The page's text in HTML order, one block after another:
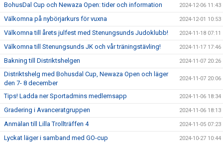
BohusDal Cup och Newaza Open: tider och information 2024-12-06 11:43
Välkomna på nybörjarkurs för vuxna 2024-12-01 10:53
Välkomna till årets julfest med Stenungsunds Judoklubb! 2024-11-18 07:11
Välkomna till Stenungsunds JK och vår träningstävling! 2024-11-17 17:46
Bakning till Distriktshelgen 2024-11-07 20:26
Distriktshelg med Bohusdal Cup, Newaza Open och läger
den 7- 8 december
2024-11-07 20:06
Tips! Ladda ner Sportadmins medlemsapp 2024-11-06 18:34
Gradering i Avanceratgruppen 2024-11-06 18:13
Anmälan till Lilla Trollträffen 4 2024-11-05 07:23
Lyckat läger i samband med GO-cup 2024-10-27 10:44